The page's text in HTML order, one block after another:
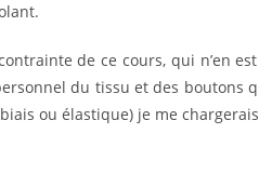
de ce cours, qui n’en
du tissu et des boutons
ou élastique) je me